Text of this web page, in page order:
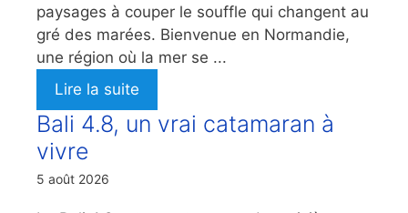
paysages à couper le souffle qui changent au
gré des marées. Bienvenue en Normandie,
une région où la mer se ...
Lire la suite
Bali 4.8, un vrai catamaran à
vivre
5 août 2026